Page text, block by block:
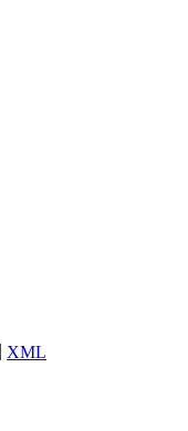
XML